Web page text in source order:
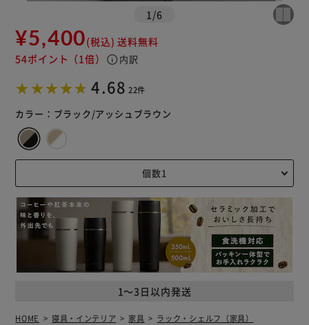
1 /6
¥5,400(税込) 送料無料
54ポイント （1倍） info 内訳
4.68 22件
カラー： ブラック/アッシュブラウン
1～3日以内発送
HOME 寝具・インテリア 家具
ラック・シェルフ（家具）